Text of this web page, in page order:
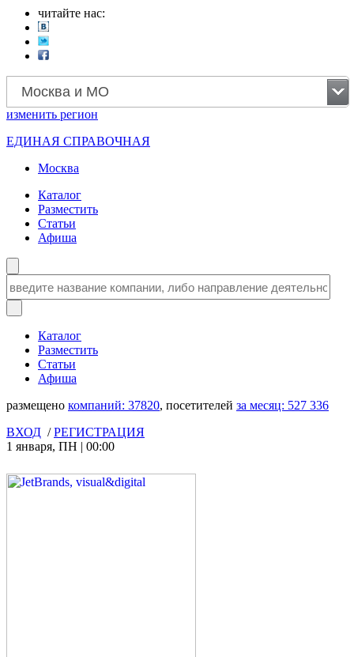
читайте нас:
Москва и МО
изменить регион
ЕДИНАЯ СПРАВОЧНАЯ
Москва
Каталог
Разместить
Статьи
Афиша
Каталог
Разместить
Статьи
Афиша
размещено компаний: 37820, посетителей за месяц: 527 336
ВХОД /РЕГИСТРАЦИЯ
1 января, ПН | 00:00